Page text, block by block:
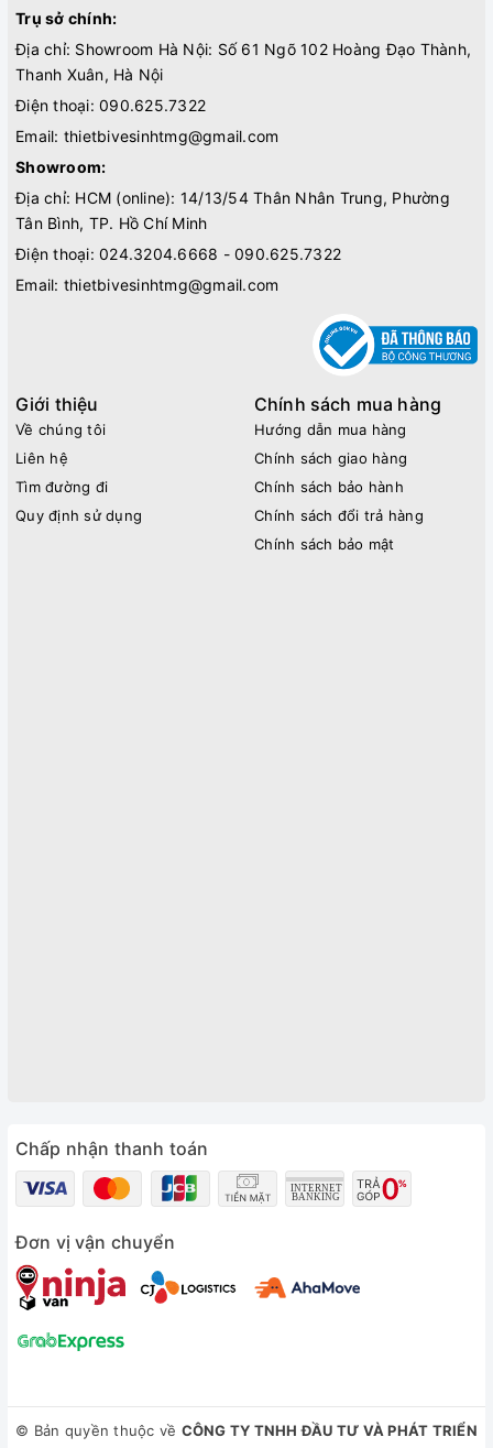
Trụ sở chính:
Địa chỉ: Showroom Hà Nội: Số 61 Ngõ 102 Hoàng Đạo Thành,
Thanh Xuân, Hà Nội
Điện thoại: 090.625.7322
Email: thietbivesinhtmg@gmail.com
Showroom:
Địa chỉ: HCM (online): 14/13/54 Thân Nhân Trung, Phường
Tân Bình, TP. Hồ Chí Minh
Điện thoại: 024.3204.6668 - 090.625.7322
Email: thietbivesinhtmg@gmail.com
Giới thiệu
Về chúng tôi
Liên hệ
Tìm đường đi
Quy định sử dụng
Chính sách mua hàng
Hướng dẫn mua hàng
Chính sách giao hàng
Chính sách bảo hành
Chính sách đổi trả hàng
Chính sách bảo mật
Chấp nhận thanh toán
Đơn vị vận chuyển
© Bản quyền thuộc về CÔNG TY TNHH ĐẦU TƯ VÀ PHÁT TRIỂN